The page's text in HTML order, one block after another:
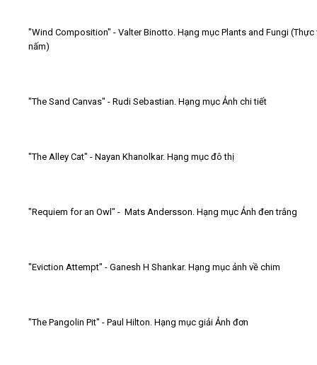
"Wind Composition" - Valter Binotto. Hạng mục Plants and Fungi (Thực
nấm)
"The Sand Canvas" - Rudi Sebastian. Hạng mục Ảnh chi tiết
"The Alley Cat" - Nayan Khanolkar. Hạng mục đô thị
"Requiem for an Owl" - Mats Andersson. Hạng mục Ảnh đen trắng
"Eviction Attempt" - Ganesh H Shankar. Hạng mục ảnh về chim
"The Pangolin Pit" - Paul Hilton. Hạng mục giải Ảnh đơn